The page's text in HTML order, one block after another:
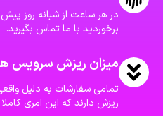
در هر ساعت از شبانه روز
برخوردید با ما تماس بگیرید.
میزان ریزش سرویس
ریزش دارند که این امری